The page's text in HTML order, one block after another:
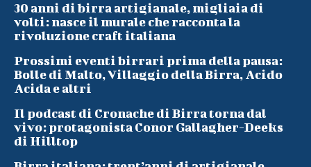
30 anni di birra artigianale, migliaia di
volti: nasce il murale che racconta la
rivoluzione craft italiana
Prossimi eventi birrari prima della pausa:
Bolle di Malto, Villaggio della Birra, Acido
Acida e altri
Il podcast di Cronache di Birra torna dal
vivo: protagonista Conor Gallagher-Deeks
di Hilltop